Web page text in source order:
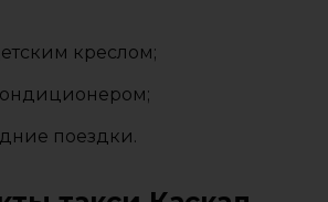
креслом;
поездки.